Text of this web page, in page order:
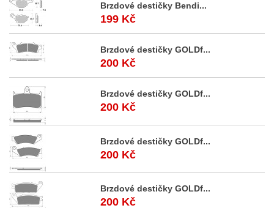
Brzdové destičky Bendi...
199 Kč
Brzdové destičky GOLDf...
200 Kč
Brzdové destičky GOLDf...
200 Kč
Brzdové destičky GOLDf...
200 Kč
Brzdové destičky GOLDf...
200 Kč